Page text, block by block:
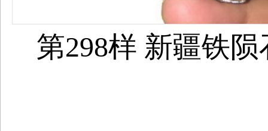
第298样 新疆铁陨